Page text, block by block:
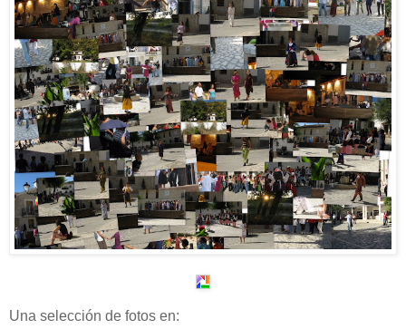
Una selección de fotos en: